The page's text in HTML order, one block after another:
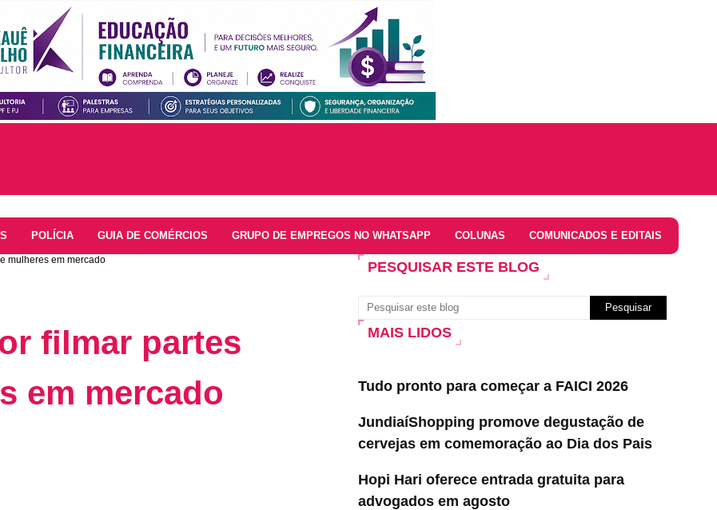
POLÍCIA GUIA DE COMÉRCIOS GRUPO DE EMPREGOS NO WHATSAPP COLUNAS COMUNICADOS E EDITAIS
mulheres em mercado
filmar partes
em mercado
PESQUISAR ESTE BLOG
MAIS LIDOS
Tudo pronto para começar a FAICI 2026
JundiaíShopping promove degustação de
cervejas em comemoração ao Dia dos Pais
Hopi Hari oferece entrada gratuita para
advogados em agosto